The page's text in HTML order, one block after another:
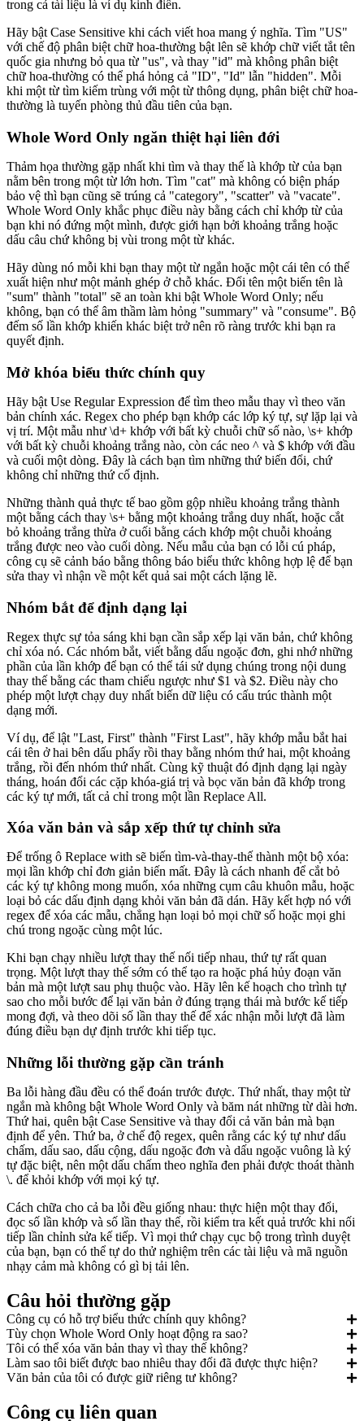
trong cả tài liệu là ví dụ kinh điển.
Hãy bật Case Sensitive khi cách viết hoa mang ý nghĩa. Tìm "US"
với chế độ phân biệt chữ hoa-thường bật lên sẽ khớp chữ viết tắt tên
quốc gia nhưng bỏ qua từ "us", và thay "id" mà không phân biệt
chữ hoa-thường có thể phá hỏng cả "ID", "Id" lẫn "hidden". Mỗi
khi một từ tìm kiếm trùng với một từ thông dụng, phân biệt chữ hoa-
thường là tuyến phòng thủ đầu tiên của bạn.
Whole Word Only ngăn thiệt hại liên đới
Thảm họa thường gặp nhất khi tìm và thay thế là khớp từ của bạn
nằm bên trong một từ lớn hơn. Tìm "cat" mà không có biện pháp
bảo vệ thì bạn cũng sẽ trúng cả "category", "scatter" và "vacate".
Whole Word Only khắc phục điều này bằng cách chỉ khớp từ của
bạn khi nó đứng một mình, được giới hạn bởi khoảng trắng hoặc
dấu câu chứ không bị vùi trong một từ khác.
Hãy dùng nó mỗi khi bạn thay một từ ngắn hoặc một cái tên có thể
xuất hiện như một mảnh ghép ở chỗ khác. Đổi tên một biến tên là
"sum" thành "total" sẽ an toàn khi bật Whole Word Only; nếu
không, bạn có thể âm thầm làm hỏng "summary" và "consume". Bộ
đếm số lần khớp khiến khác biệt trở nên rõ ràng trước khi bạn ra
quyết định.
Mở khóa biểu thức chính quy
Hãy bật Use Regular Expression để tìm theo mẫu thay vì theo văn
bản chính xác. Regex cho phép bạn khớp các lớp ký tự, sự lặp lại và
vị trí. Một mẫu như \d+ khớp với bất kỳ chuỗi chữ số nào, \s+ khớp
với bất kỳ chuỗi khoảng trắng nào, còn các neo ^ và $ khớp với đầu
và cuối một dòng. Đây là cách bạn tìm những thứ biến đổi, chứ
không chỉ những thứ cố định.
Những thành quả thực tế bao gồm gộp nhiều khoảng trắng thành
một bằng cách thay \s+ bằng một khoảng trắng duy nhất, hoặc cắt
bỏ khoảng trắng thừa ở cuối bằng cách khớp một chuỗi khoảng
trắng được neo vào cuối dòng. Nếu mẫu của bạn có lỗi cú pháp,
công cụ sẽ cảnh báo bằng thông báo biểu thức không hợp lệ để bạn
sửa thay vì nhận về một kết quả sai một cách lặng lẽ.
Nhóm bắt để định dạng lại
Regex thực sự tỏa sáng khi bạn cần sắp xếp lại văn bản, chứ không
chỉ xóa nó. Các nhóm bắt, viết bằng dấu ngoặc đơn, ghi nhớ những
phần của lần khớp để bạn có thể tái sử dụng chúng trong nội dung
thay thế bằng các tham chiếu ngược như $1 và $2. Điều này cho
phép một lượt chạy duy nhất biến dữ liệu có cấu trúc thành một
dạng mới.
Ví dụ, để lật "Last, First" thành "First Last", hãy khớp mẫu bắt hai
cái tên ở hai bên dấu phẩy rồi thay bằng nhóm thứ hai, một khoảng
trắng, rồi đến nhóm thứ nhất. Cùng kỹ thuật đó định dạng lại ngày
tháng, hoán đổi các cặp khóa-giá trị và bọc văn bản đã khớp trong
các ký tự mới, tất cả chỉ trong một lần Replace All.
Xóa văn bản và sắp xếp thứ tự chỉnh sửa
Để trống ô Replace with sẽ biến tìm-và-thay-thế thành một bộ xóa:
mọi lần khớp chỉ đơn giản biến mất. Đây là cách nhanh để cắt bỏ
các ký tự không mong muốn, xóa những cụm câu khuôn mẫu, hoặc
loại bỏ các dấu định dạng khỏi văn bản đã dán. Hãy kết hợp nó với
regex để xóa các mẫu, chẳng hạn loại bỏ mọi chữ số hoặc mọi ghi
chú trong ngoặc cùng một lúc.
Khi bạn chạy nhiều lượt thay thế nối tiếp nhau, thứ tự rất quan
trọng. Một lượt thay thế sớm có thể tạo ra hoặc phá hủy đoạn văn
bản mà một lượt sau phụ thuộc vào. Hãy lên kế hoạch cho trình tự
sao cho mỗi bước để lại văn bản ở đúng trạng thái mà bước kế tiếp
mong đợi, và theo dõi số lần thay thế để xác nhận mỗi lượt đã làm
đúng điều bạn dự định trước khi tiếp tục.
Những lỗi thường gặp cần tránh
Ba lỗi hàng đầu đều có thể đoán trước được. Thứ nhất, thay một từ
ngắn mà không bật Whole Word Only và băm nát những từ dài hơn.
Thứ hai, quên bật Case Sensitive và thay đổi cả văn bản mà bạn
định để yên. Thứ ba, ở chế độ regex, quên rằng các ký tự như dấu
chấm, dấu sao, dấu cộng, dấu ngoặc đơn và dấu ngoặc vuông là ký
tự đặc biệt, nên một dấu chấm theo nghĩa đen phải được thoát thành
\. để khỏi khớp với mọi ký tự.
Cách chữa cho cả ba lỗi đều giống nhau: thực hiện một thay đổi,
đọc số lần khớp và số lần thay thế, rồi kiểm tra kết quả trước khi nối
tiếp lần chỉnh sửa kế tiếp. Vì mọi thứ chạy cục bộ trong trình duyệt
của bạn, bạn có thể tự do thử nghiệm trên các tài liệu và mã nguồn
nhạy cảm mà không có gì bị tải lên.
Câu hỏi thường gặp
Công cụ có hỗ trợ biểu thức chính quy không?
Tùy chọn Whole Word Only hoạt động ra sao?
Tôi có thể xóa văn bản thay vì thay thế không?
Làm sao tôi biết được bao nhiêu thay đổi đã được thực hiện?
Văn bản của tôi có được giữ riêng tư không?
Công cụ liên quan